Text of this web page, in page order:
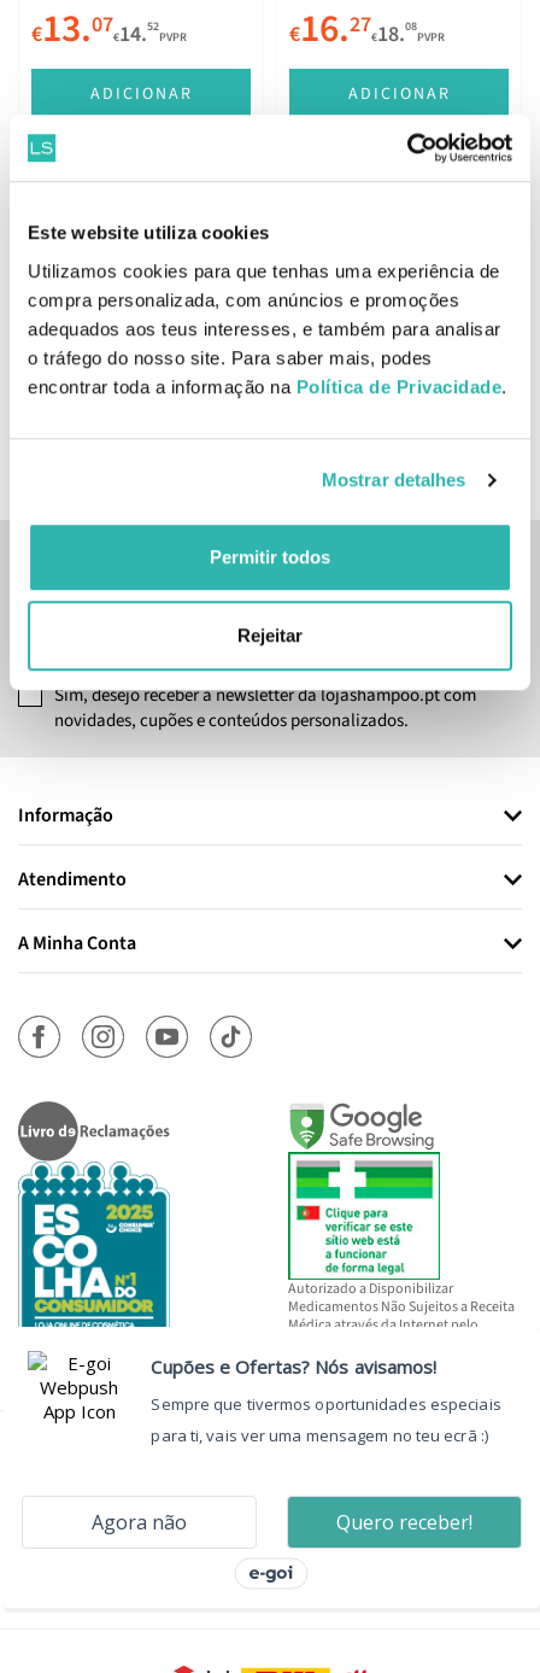
Este website utiliza cookies
Utilizamos cookies para que tenhas uma experiência de
compra personalizada, com anúncios e promoções
adequados aos teus interesses, e também para analisar
o tráfego do nosso site. Para saber mais, podes
encontrar toda a informação na Política de Privacidade.
Mostrar detalhes
Permitir todos
Rejeitar
€13.07€14.52
PVPR
ADICIONAR
€16.27€18.08
PVPR
ADICIONAR
Rituals Sport Loção de
Corpo 100ml
€14.81 21.16
PVPR
ADICIONAR
Rituals Sport 24h Stick
Antitranspirante 75ml
€12.89 €14.32
PVPR
BREVEMENTE ONLINE
Sim, desejo receber a newsletter da lojashampoo.pt com
novidades, cupões e conteúdos personalizados.
Informação
Atendimento
A Minha Conta
Autorizado a Disponibilizar
Medicamentos Não Sujeitos a Receita
Médica através da Internet pelo